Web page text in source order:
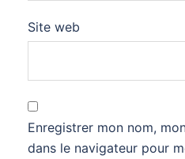
Site web
Enregistrer mon nom,
dans le navigateur pour